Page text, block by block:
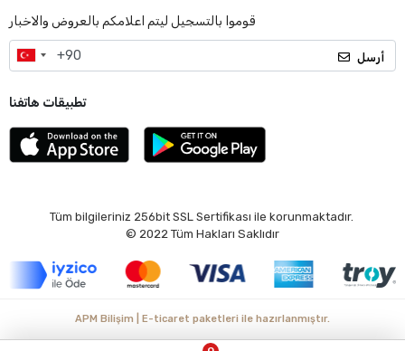
قوموا بالتسجيل ليتم اعلامكم بالعروض والاخبار
أرسل
تطبيقات هاتفنا
Tüm bilgileriniz 256bit SSL Sertifikası ile korunmaktadır.
© 2022 Tüm Hakları Saklıdır
APM Bilişim | E-ticaret paketleri ile hazırlanmıştır.